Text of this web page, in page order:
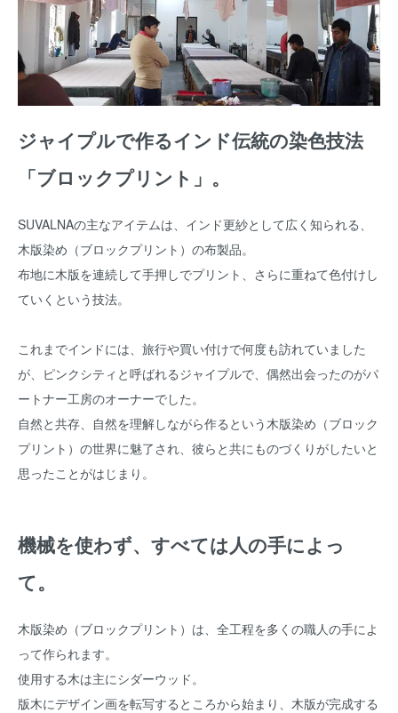
ジャイプルで作るインド伝統の染色技法
「ブロックプリント」。
SUVALNAの主なアイテムは、インド更紗として広く知られる、
木版染め（ブロックプリント）の布製品。
布地に木版を連続して手押しでプリント、さらに重ねて色付けし
ていくという技法。
これまでインドには、旅行や買い付けで何度も訪れていました
が、ピンクシティと呼ばれるジャイプルで、偶然出会ったのがパ
ートナー工房のオーナーでした。
自然と共存、自然を理解しながら作るという木版染め（ブロック
プリント）の世界に魅了され、彼らと共にものづくりがしたいと
思ったことがはじまり。
機械を使わず、すべては人の手によっ
て。
木版染め（ブロックプリント）は、全工程を多くの職人の手によ
って作られます。
使用する木は主にシダーウッド。
版木にデザイン画を転写するところから始まり、木版が完成する